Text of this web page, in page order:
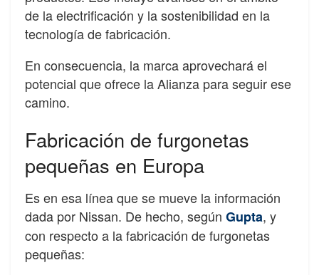
de la electrificación y la sostenibilidad en la
tecnología de fabricación.
En consecuencia, la marca aprovechará el
potencial que ofrece la Alianza para seguir ese
camino.
Fabricación de furgonetas
pequeñas en Europa
Es en esa línea que se mueve la información
dada por Nissan. De hecho, según Gupta, y
con respecto a la fabricación de furgonetas
pequeñas: